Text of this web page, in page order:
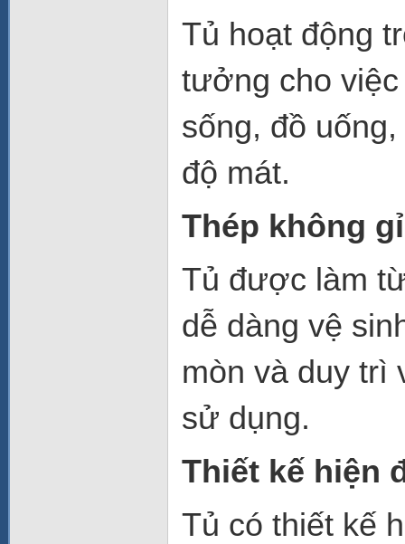
Tủ hoạt động
tưởng cho
sống, đồ
độ mát.
Thép không
Tủ được làm
dễ dàng vệ
mòn và duy trì
sử dụng.
Thiết kế hiện
Tủ có thiết kế